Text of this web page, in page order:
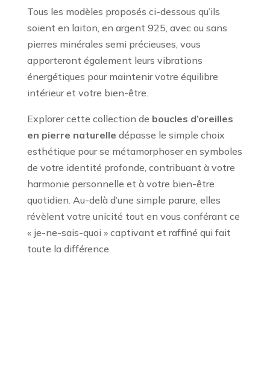
Tous les modèles proposés ci-dessous qu’ils
soient en laiton, en argent 925, avec ou sans
pierres minérales semi précieuses, vous
apporteront également leurs vibrations
énergétiques pour maintenir votre équilibre
intérieur et votre bien-être.
Explorer cette collection de boucles d’oreilles
en pierre naturelle dépasse le simple choix
esthétique pour se métamorphoser en symboles
de votre identité profonde, contribuant à votre
harmonie personnelle et à votre bien-être
quotidien. Au-delà d’une simple parure, elles
révèlent votre unicité tout en vous conférant ce
« je-ne-sais-quoi » captivant et raffiné qui fait
toute la différence.